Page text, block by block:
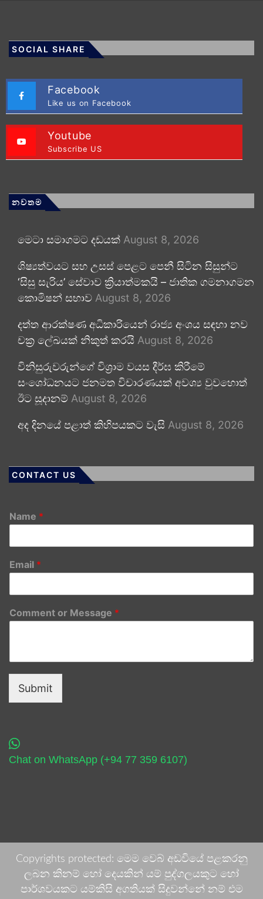
SOCIAL SHARE
Facebook
Like us on Facebook
Youtube
Subscribe US
නවතම
මෙටා සමාගමට දඩයක් August 8, 2026
ශිෂ්‍යත්වයට සහ උසස් පෙළට පෙනී සිටින සිසුන්ට
‘සිසු සැරිය’ සේවාව ක්‍රියාත්මකයි – ජාතික ගමනාගමන
කොමිෂන් සභාව August 8, 2026
දත්ත ආරක්ෂණ අධිකාරියෙන් රාජ්‍ය අංශය සඳහා නව
චක්‍ර ලේඛයක් නිකුත් කරයි August 8, 2026
විනිසුරුවරුන්ගේ විශ්‍රාම වයස දීර්ඝ කිරීමේ
සංශෝධනයට ජනමත විචාරණයක් අවශ්‍ය වුවහොත්
ඊට සූදානම් August 8, 2026
අද දිනයේ පළාත් කිහිපයකට වැසි August 8, 2026
CONTACT US
Name *
Email *
Comment or Message *
Submit
Chat on WhatsApp (+94 77 359 6107)
Copyrights protected: මෙම වෙබ් අඩවියේ පළකරනු
ලබන කිනම් හෝ දෙයකින් යම් පුද්ගලයකුට හෝ
පාර්ශවයකට යම්කිසි අගතියක් සිදුවන්නේ නම් එම